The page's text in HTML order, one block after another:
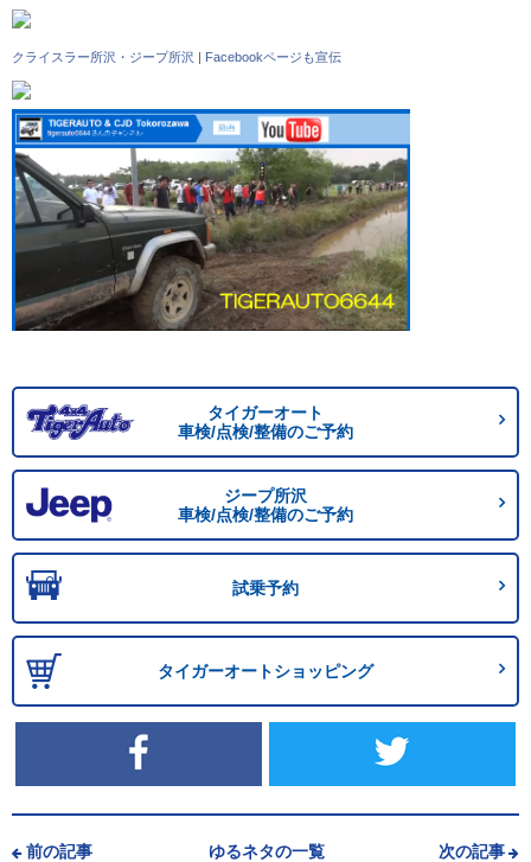
クライスラー所沢・ジープ所沢 | Facebookページも宣伝
タイガーオート
車検/点検/整備のご予約
ジープ所沢
車検/点検/整備のご予約
試乗予約
タイガーオートショッピング
前の記事 ゆるネタの一覧 次の記事